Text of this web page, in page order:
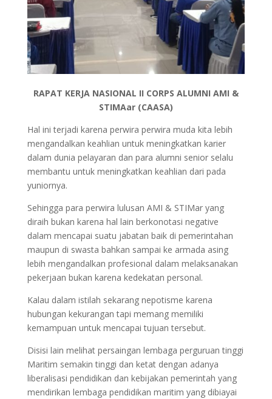
RAPAT KERJA NASIONAL II CORPS ALUMNI AMI &
STIMAar (CAASA)
Hal ini terjadi karena perwira perwira muda kita lebih
mengandalkan keahlian untuk meningkatkan karier
dalam dunia pelayaran dan para alumni senior selalu
membantu untuk meningkatkan keahlian dari pada
yuniornya.
Sehingga para perwira lulusan AMI & STIMar yang
diraih bukan karena hal lain berkonotasi negative
dalam mencapai suatu jabatan baik di pemerintahan
maupun di swasta bahkan sampai ke armada asing
lebih mengandalkan profesional dalam melaksanakan
pekerjaan bukan karena kedekatan personal.
Kalau dalam istilah sekarang nepotisme karena
hubungan kekurangan tapi memang memiliki
kemampuan untuk mencapai tujuan tersebut.
Disisi lain melihat persaingan lembaga perguruan tinggi
Maritim semakin tinggi dan ketat dengan adanya
liberalisasi pendidikan dan kebijakan pemerintah yang
mendirikan lembaga pendidikan maritim yang dibiayai